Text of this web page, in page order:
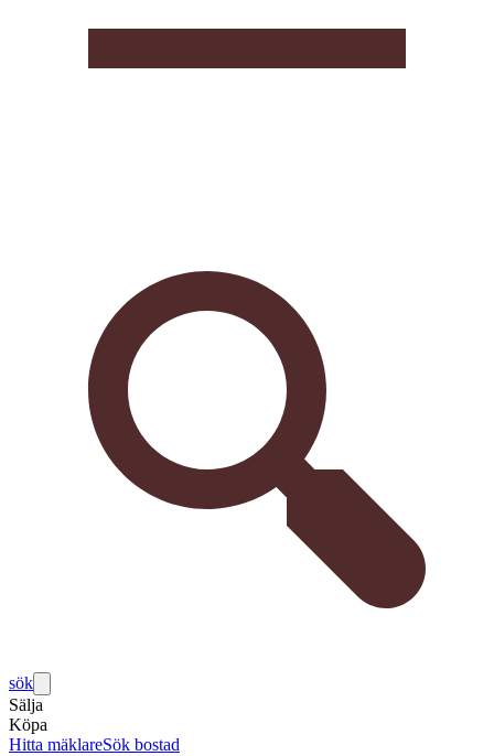
sök
Sälja
Köpa
Hitta mäklareSök bostad